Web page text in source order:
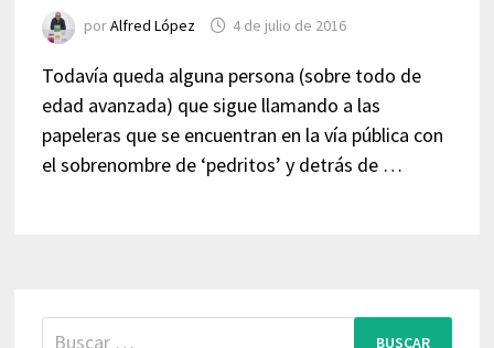
porAlfred López 4 de julio de 2016
Todavía queda alguna persona (sobre todo de
edad avanzada) que sigue llamando a las
papeleras que se encuentran en la vía pública con
el sobrenombre de ‘pedritos’ y detrás de …
Buscar: